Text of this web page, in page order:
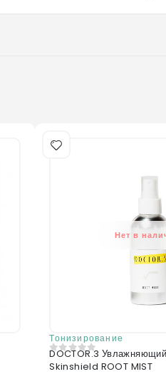
Нет в
Тонизирование
0 из 5
DOCTOR.3
Skinshield ROOT MIST